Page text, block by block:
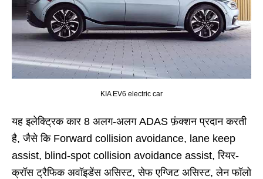
KIA EV6 electric car
यह इलेक्ट्रिक कार 8 अलग-अलग ADAS फ़ंक्शन प्रदान करती
है, जैसे कि Forward collision avoidance, lane keep
assist, blind-spot collision avoidance assist, रियर-
क्रॉस ट्रैफिक अवॉइडेंस असिस्ट, सेफ एग्जिट असिस्ट, लेन फॉलो